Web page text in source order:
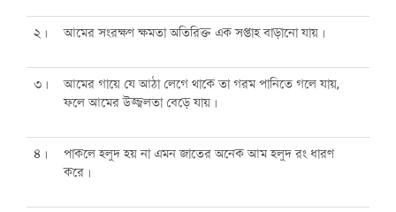
২। আমের সংরক্ষণ ক্ষমতা অতিরিক্ত এক সপ্তাহ বাড়ানো যায়।
৩।
আমের গায়ে যে আঠা লেগে থাকে তা গরম পানিতে গলে যায়,
ফলে আমের উজ্জ্বলতা বেড়ে যায়।
৪।
পাকলে হলুদ হয় না এমন জাতের অনেক আম হলুদ রং ধারণ
করে।